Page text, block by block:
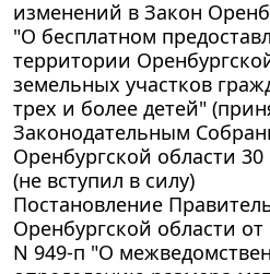
изменений в Закон
"О бесплатном
территории
земельных участков
трех и более детей"
Законодательным
Оренбургской области 30
(не вступил в силу)
Постановление
Оренбургской области от
N 949-п "О